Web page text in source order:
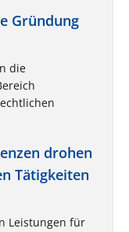
Gründung
die
drohen
Tätigkeiten
Leistungen für